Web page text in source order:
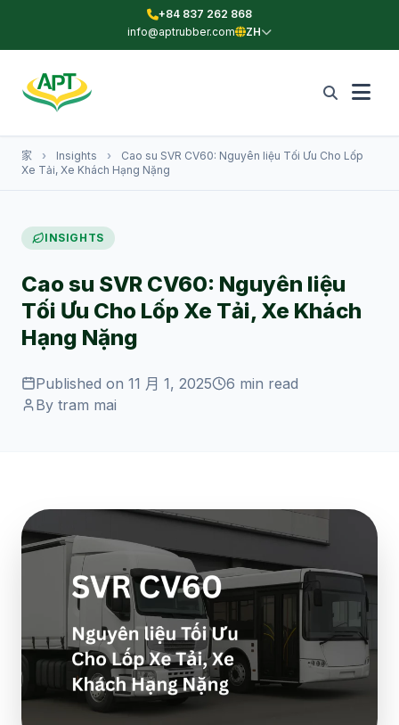
+84 837 262 868
info@aptrubber.com
ZH
家 › Insights ›
Cao su SVR CV60: Nguyên liệu Tối Ưu Cho Lốp
Xe Tải, Xe Khách Hạng Nặng
INSIGHTS
Cao su SVR CV60: Nguyên liệu
Tối Ưu Cho Lốp Xe Tải, Xe Khách
Hạng Nặng
Published on 11 月 1, 2025
6 min read
By tram mai